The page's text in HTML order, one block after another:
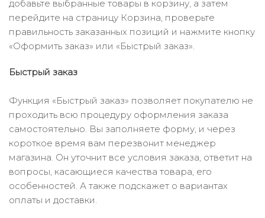
добавьте выбранные товары в корзину, а затем
перейдите на страницу Корзина, проверьте
правильность заказанных позиций и нажмите кнопку
«Оформить заказ» или «Быстрый заказ».
Быстрый заказ
Функция «Быстрый заказ» позволяет покупателю не
проходить всю процедуру оформления заказа
самостоятельно. Вы заполняете форму, и через
короткое время вам перезвонит менеджер
магазина. Он уточнит все условия заказа, ответит на
вопросы, касающиеся качества товара, его
особенностей. А также подскажет о вариантах
оплаты и доставки.